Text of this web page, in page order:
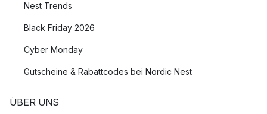
Nest Trends
Black Friday 2026
Cyber Monday
Gutscheine & Rabattcodes bei Nordic Nest
ÜBER UNS